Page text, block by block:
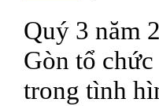
Quý 3 năm
Gòn tổ
trong tình